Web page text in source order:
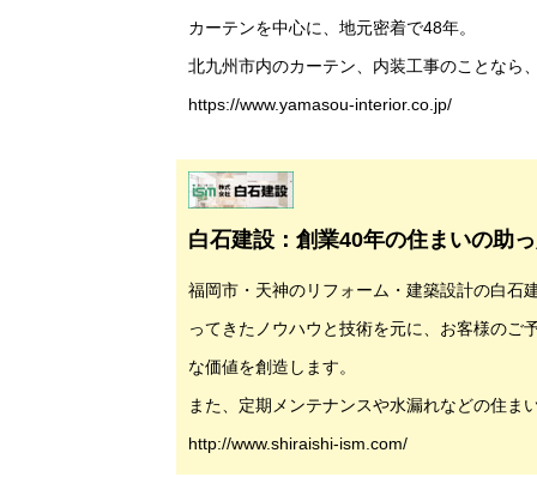
カーテンを中心に、地元密着で48年。
北九州市内のカーテン、内装工事のことなら
https://www.yamasou-interior.co.jp/
白石建設：創業40年の住まいの助
福岡市・天神のリフォーム・建築設計の白石
ってきたノウハウと技術を元に、お客様のご
な価値を創造します。
また、定期メンテナンスや水漏れなどの住ま
http://www.shiraishi-ism.com/